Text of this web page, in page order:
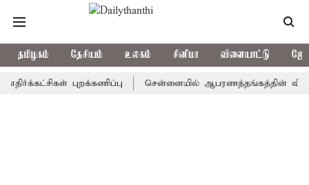
தமிழகம் தேசியம் உலகம் சினிமா விளையாட்டு
புறக்கணிப்பு சென்னையில் ஆபரணத்தங்கத்தின் விலை